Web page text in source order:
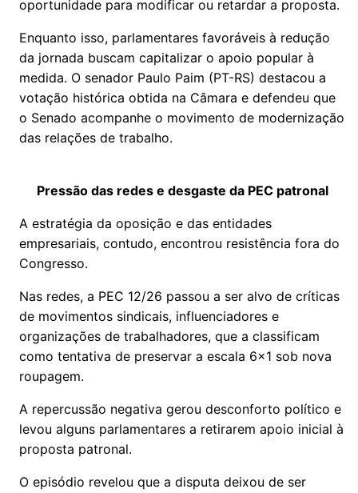
oportunidade para modificar ou retardar a proposta.
Enquanto isso, parlamentares favoráveis à redução
da jornada buscam capitalizar o apoio popular à
medida. O senador Paulo Paim (PT-RS) destacou a
votação histórica obtida na Câmara e defendeu que
o Senado acompanhe o movimento de modernização
das relações de trabalho.
Pressão das redes e desgaste da PEC patronal
A estratégia da oposição e das entidades
empresariais, contudo, encontrou resistência fora do
Congresso.
Nas redes, a PEC 12/26 passou a ser alvo de críticas
de movimentos sindicais, influenciadores e
organizações de trabalhadores, que a classificam
como tentativa de preservar a escala 6x1 sob nova
roupagem.
A repercussão negativa gerou desconforto político e
levou alguns parlamentares a retirarem apoio inicial à
proposta patronal.
O episódio revelou que a disputa deixou de ser